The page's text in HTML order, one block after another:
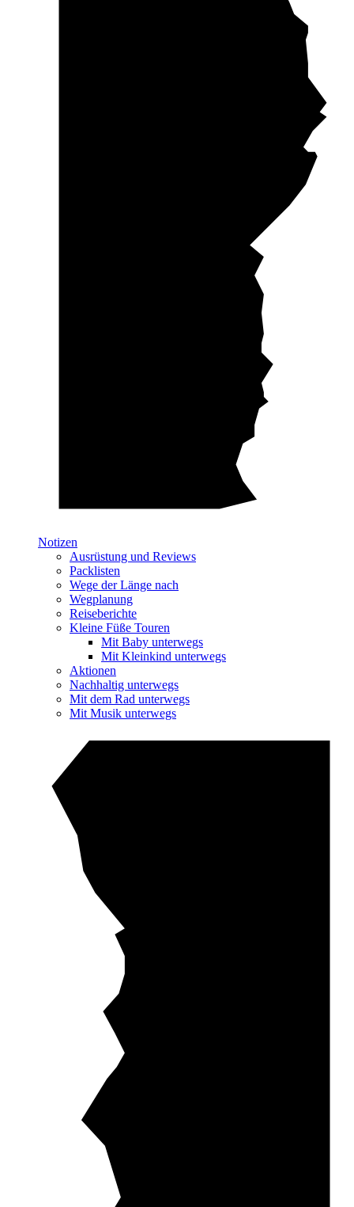
Notizen
Ausrüstung und Reviews
Packlisten
Wege der Länge nach
Wegplanung
Reiseberichte
Kleine Füße Touren
Mit Baby unterwegs
Mit Kleinkind unterwegs
Aktionen
Nachhaltig unterwegs
Mit dem Rad unterwegs
Mit Musik unterwegs